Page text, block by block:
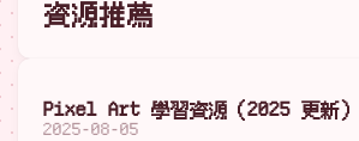
資源推薦
Pixel Art 學習資源（2025 更新）
2025-08-05